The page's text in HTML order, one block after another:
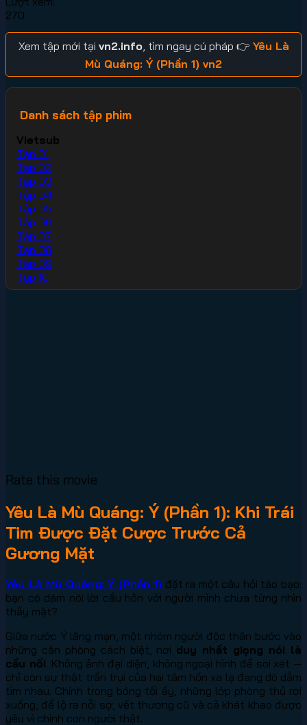
270
Xem tập mới tại vn2.info, tìm ngay cú pháp 👉 Yêu Là
Mù Quáng: Ý (Phần 1) vn2
Danh sách tập phim
Vietsub
Tập 01
Tập 02
Tập 03
Tập 04
Tập 05
Tập 06
Tập 07
Tập 08
Tập 09
Tập 10
Rate this movie
Yêu Là Mù Quáng: Ý (Phần 1): Khi Trái
Tim Được Đặt Cược Trước Cả
Gương Mặt
Yêu Là Mù Quáng: Ý (Phần 1) đặt ra một câu hỏi táo bạo:
bạn có dám nói lời cầu hôn với người mình chưa từng nhìn
thấy mặt?
Giữa nước Ý lãng mạn, một nhóm người độc thân bước vào
những căn phòng cách biệt, nơi duy nhất giọng nói là
cầu nối. Không ảnh đại diện, không ngoại hình để soi xét —
chỉ còn sự thật trần trụi của hai tâm hồn xa lạ đang dò dẫm
tìm nhau. Chính trong bóng tối ấy, những lớp phòng thủ rơi
xuống, để lộ ra nỗi sợ, vết thương cũ và cả khát khao được
yêu vì chính con người thật.